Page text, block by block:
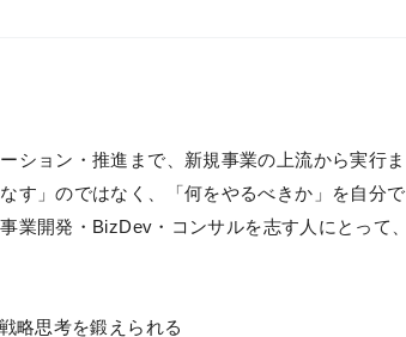
ション・推進まで、新規事業の上流から実行ま
す」のではなく、「何をやるべきか」を自分で
業開発・BizDev・コンサルを志す人にとって、
略思考を鍛えられる